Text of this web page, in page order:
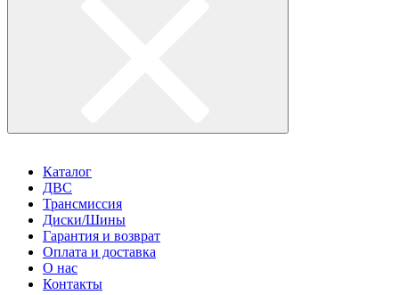
Каталог
ДВС
Трансмиссия
Диски/Шины
Гарантия и возврат
Оплата и доставка
О нас
Контакты